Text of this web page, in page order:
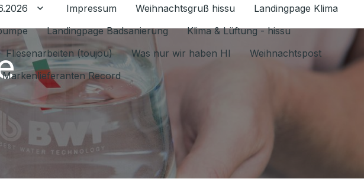
umschalten
Untermenü für Datenschutz 1.6.2026 umschalten
Impressum Weihnachtsgruß hissu
Landingpage Klima
Landingpage Badsanierung
Klima & Lüftung - hissu
Fliesenarbeiten (toujou) Was nur wir haben HI
Weihnachtspost
Markenlieferanten Record